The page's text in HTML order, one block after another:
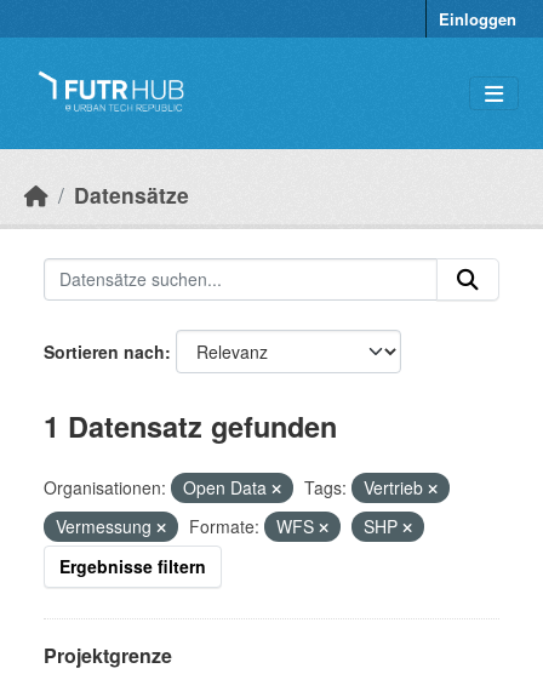
Einloggen
Datensätze
Sortieren nach
1 Datensatz gefunden
Organisationen: Open Data Tags:
Vertrieb
Vermessung
Formate: WFS
SHP
Ergebnisse filtern
Projektgrenze